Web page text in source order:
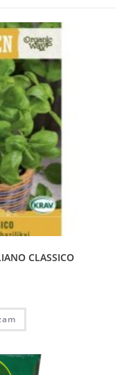
CLASSICO